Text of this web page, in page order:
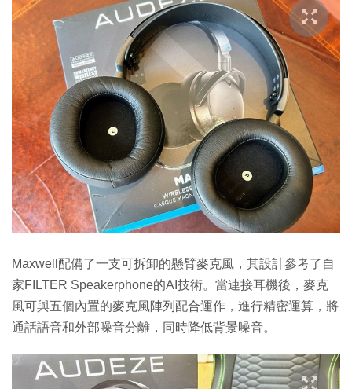
Maxwell配備了一支可拆卸的懸臂麥克風，其設計參考了自
家FILTER Speakerphone的AI技術。當連接耳機後，麥克
風可與五個內置的麥克風陣列配合運作，進行精密運算，將
通話語音和外部噪音分離，同時降低背景噪音。